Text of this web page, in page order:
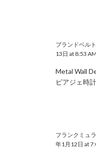
ブランドベル
13日 at 8:53 AM
Metal Wall
ピアジェ時
フランクミュ
年1月12日 at